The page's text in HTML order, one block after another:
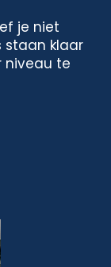
je niet
staan klaar
niveau te